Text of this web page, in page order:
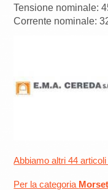
Tensione nominale:
Corrente nominale:
Abbiamo altri 44
Per la categoria